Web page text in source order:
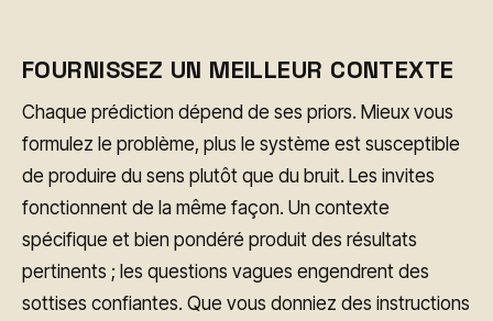
FOURNISSEZ UN MEILLEUR CONTEXTE
Chaque prédiction dépend de ses priors. Mieux vous
formulez le problème, plus le système est susceptible
de produire du sens plutôt que du bruit. Les invites
fonctionnent de la même façon. Un contexte
spécifique et bien pondéré produit des résultats
pertinents ; les questions vagues engendrent des
sottises confiantes. Que vous donniez des instructions